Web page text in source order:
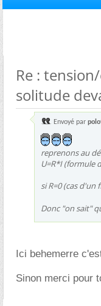
Re :
solitude
Envoyé par
reprenons au
U=R*I (formule
si R=0 (cas d'un
Donc "on sait"
Ici behemerre
Sinon merci pour